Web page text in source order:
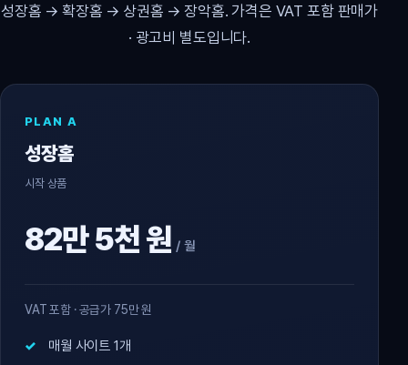
성장홈 → 확장홈 → 상권홈 → 장악홈. 가격은 VAT 포함 판매가
· 광고비 별도입니다.
PLAN A
성장홈
시작 상품
82만 5천 원 / 월
VAT 포함 · 공급가 75만 원
매월 사이트 1개